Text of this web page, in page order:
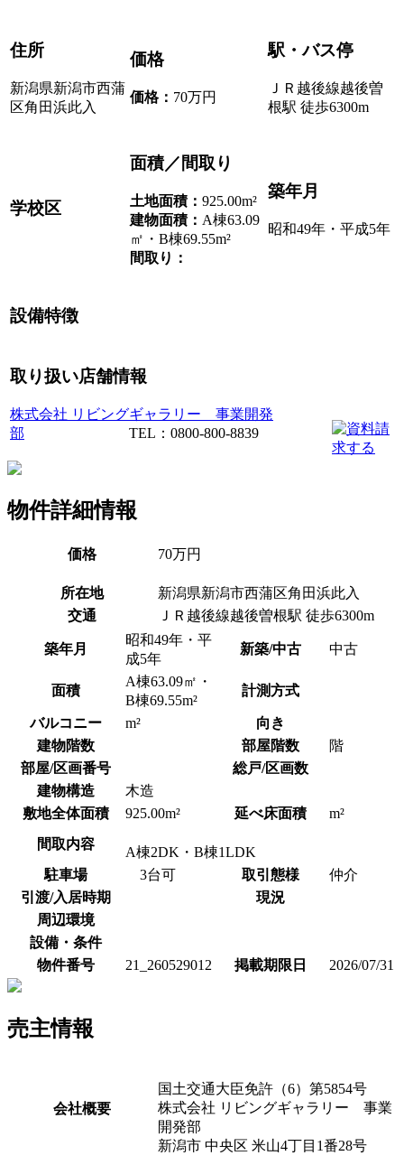
住所
新潟県新潟市西蒲
区角田浜此入
価格
価格： 70万円
駅・バス停
ＪＲ越後線越後曽
根駅 徒歩6300m
学校区
面積／間取り
土地面積： 925.00m²
建物面積： A棟63.09
㎡・B棟69.55m²
間取り：
築年月
昭和49年・平成5年
設備特徴
取り扱い店舗情報
株式会社 リビングギャラリー 事業開発
部
TEL：0800-800-8839
物件詳細情報
価格 70万円
所在地
新潟県新潟市西蒲区角田浜此入
交通
ＪＲ越後線越後曽根駅 徒歩6300m
築年月
昭和49年・平
成5年
新築/中古 中古
面積
A棟63.09㎡・
B棟69.55m²
計測方式
バルコニー m²
向き
建物階数
部屋階数
階
部屋/区画番号
総戸/区画数
建物構造
木造
敷地全体面積
925.00m² 延べ床面積
m²
間取内容
A棟2DK・B棟1LDK
駐車場
3台可 取引態様
仲介
引渡/入居時期
現況
周辺環境
設備・条件
物件番号
21_260529012 掲載期限日 2026/07/31
売主情報
会社概要
国土交通大臣免許（6）第5854号
株式会社 リビングギャラリー 事業
開発部
新潟市 中央区 米山4丁目1番28号